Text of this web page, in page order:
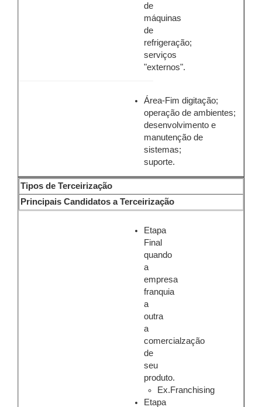
de
máquinas
de
refrigeração;
serviços
"externos".
Área-Fim digitação;
operação de ambientes;
desenvolvimento e
manutenção de
sistemas;
suporte.
Tipos de Terceirização
Principais Candidatos a Terceirização
Etapa
Final
quando
a
empresa
franquia
a
outra
a
comercialzação
de
seu
produto.
Ex.Franchising
Etapa